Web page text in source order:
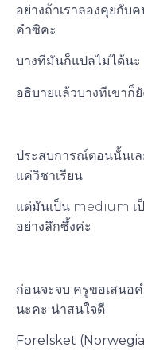
อย่างถ้าเราลองคุยกับ
คำซิคะ
บางทีมันก็แปลไม่ได้นะ
อธิบายแล้วบางทีเขาก็ยั
ประสบการณ์ตอนนั้นเ
แค่วิชาเรียน
แต่มันเป็น medium เ
อย่างลึกซึ้งค่ะ
ก่อนจะจบ ครูขอเสนอ
นะคะ น่าสนใจดี
Forelsket